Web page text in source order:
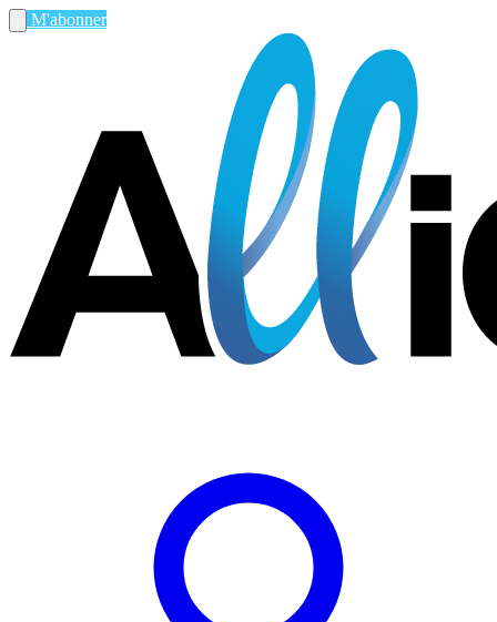
M'abonner